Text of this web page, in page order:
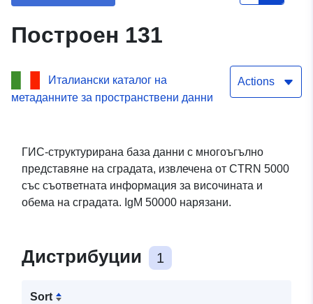
Построен 131
Италиански каталог на
метаданните за пространствени данни
Actions
ГИС-структурирана база данни с многоъгълно
представяне на сградата, извлечена от CTRN 5000
със съответната информация за височината и
обема на сградата. IgM 50000 нарязани.
Дистрибуции 1
Sort